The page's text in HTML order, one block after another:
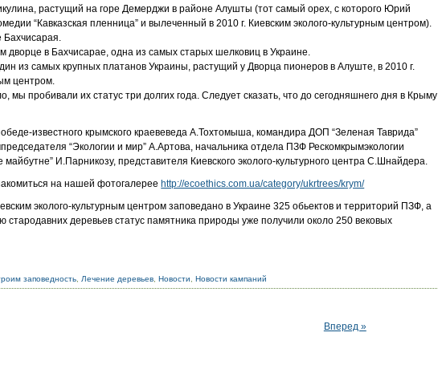
растущий на горе Демерджи в районе Алушты (тот самый орех, с которого Юрий
“Кавказская пленница” и вылеченный в 2010 г. Киевским эколого-культурным центром).
Бахчисарая.
дворце в Бахчисарае, одна из самых старых шелковиц в Украине.
из самых крупных платанов Украины, растущий у Дворца пионеров в Алуште, в 2010 г.
центром.
мы пробивали их статус три долгих года. Следует сказать, что до сегодняшнего дня в Крыму
известного крымского краевеведа А.Тохтомыша, командира ДОП “Зеленая Таврида”
“Экологии и мир” А.Артова, начальника отдела ПЗФ Рескомкрымэкологии
И.Парникозу, представителя Киевского эколого-культурного центра С.Шнайдера.
на нашей фотогалерее http://ecoethics.com.ua/category/ukrtrees/krym/
эколого-культурным центром заповедано в Украине 325 обьектов и территорий ПЗФ, а
деревьев статус памятника природы уже получили около 250 вековых
заповедность Лечение деревьев ,Новости ,Новости кампаний
Вперед »